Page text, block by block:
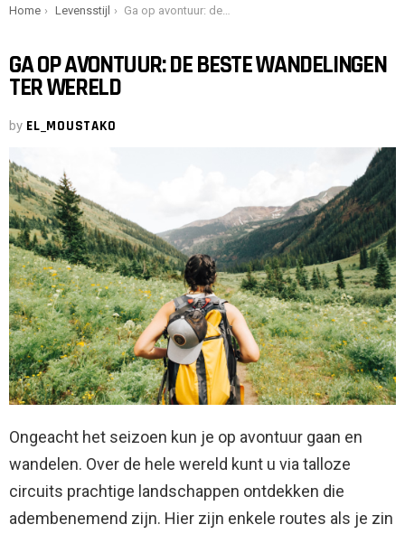
You are here:
Home Levensstijl Ga op avontuur: de beste wandelingen ter wereld
GA OP AVONTUUR: DE BESTE WANDELINGEN
TER WERELD
by EL_MOUSTAKO
Ongeacht het seizoen kun je op avontuur gaan en
wandelen. Over de hele wereld kunt u via talloze
circuits prachtige landschappen ontdekken die
adembenemend zijn. Hier zijn enkele routes als je zin